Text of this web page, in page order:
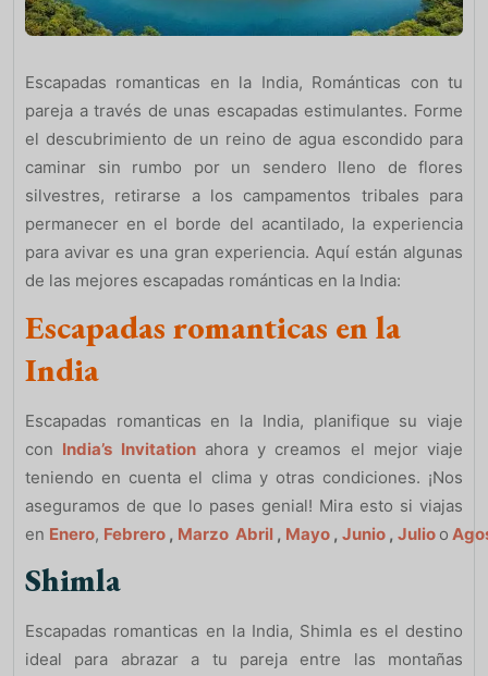
Escapadas romanticas en la India, Románticas con tu
pareja a través de unas escapadas estimulantes. Forme
el descubrimiento de un reino de agua escondido para
caminar sin rumbo por un sendero lleno de flores
silvestres, retirarse a los campamentos tribales para
permanecer en el borde del acantilado, la experiencia
para avivar es una gran experiencia. Aquí están algunas
de las mejores escapadas románticas en la India:
Escapadas romanticas en la
India
Escapadas romanticas en la India, planifique su viaje
con India’s Invitationahora y creamos el mejor viaje
teniendo en cuenta el clima y otras condiciones. ¡Nos
aseguramos de que lo pases genial! Mira esto si viajas
en Enero, Febrero , Marzo Abril , Mayo , Junio , Julio o
Shimla
Escapadas romanticas en la India, Shimla es el destino
ideal para abrazar a tu pareja entre las montañas